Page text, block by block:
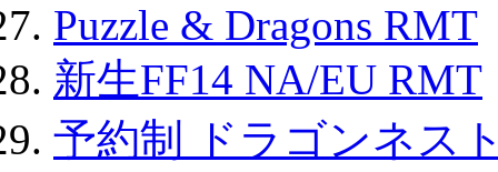
Puzzle & Dragons RMT
新生FF14 NA/EU RMT
予約制 ドラゴンネス